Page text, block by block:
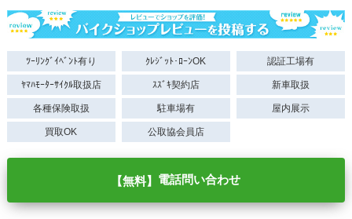
ﾂｰﾘﾝｸﾞｲﾍﾞﾝﾄ有り ｸﾚｼﾞｯﾄ･ﾛｰﾝOK 認証工場有
ﾔﾏﾊﾓｰﾀｰｻｲｸﾙ取扱店 ｽｽﾞｷ契約店 新車取扱
各種保険取扱 駐車場有 屋内展示
買取OK 公取協会員店
【無料】 電話問い合わせ